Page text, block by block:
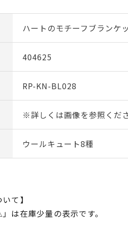
ハートのモチーフブランケ
404625
RP-KN-BL028
※詳しくは画像を参照くださ
ウールキュート8種
て】
は在庫少量の表示です。